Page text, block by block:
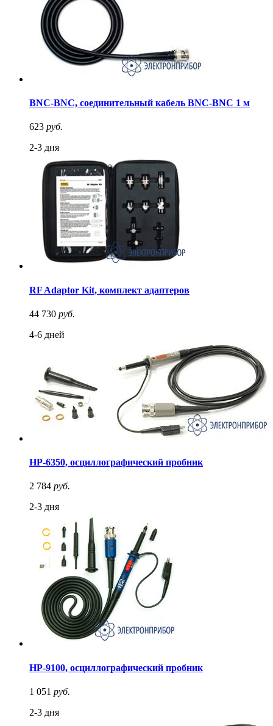
BNC-BNC, соединительный кабель BNC-BNC 1 м
623 руб.
2-3 дня
RF Adaptor Kit, комплект адаптеров
44 730 руб.
4-6 дней
HP-6350, осциллографический пробник
2 784 руб.
2-3 дня
HP-9100, осциллографический пробник
1 051 руб.
2-3 дня